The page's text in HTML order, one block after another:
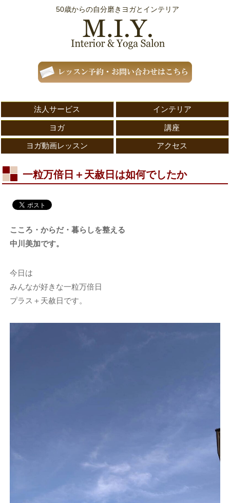
50歳からの自分磨きヨガとインテリア
法人サービス インテリア
ヨガ 講座
ヨガ動画レッスン アクセス
一粒万倍日＋天赦日は如何でしたか
こころ・からだ・暮らしを整える
中川美加です。
今日は
みんなが好きな一粒万倍日
プラス＋天赦日です。